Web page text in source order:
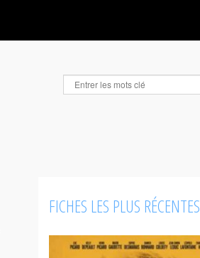
FICHES LES PLUS RÉCENTES